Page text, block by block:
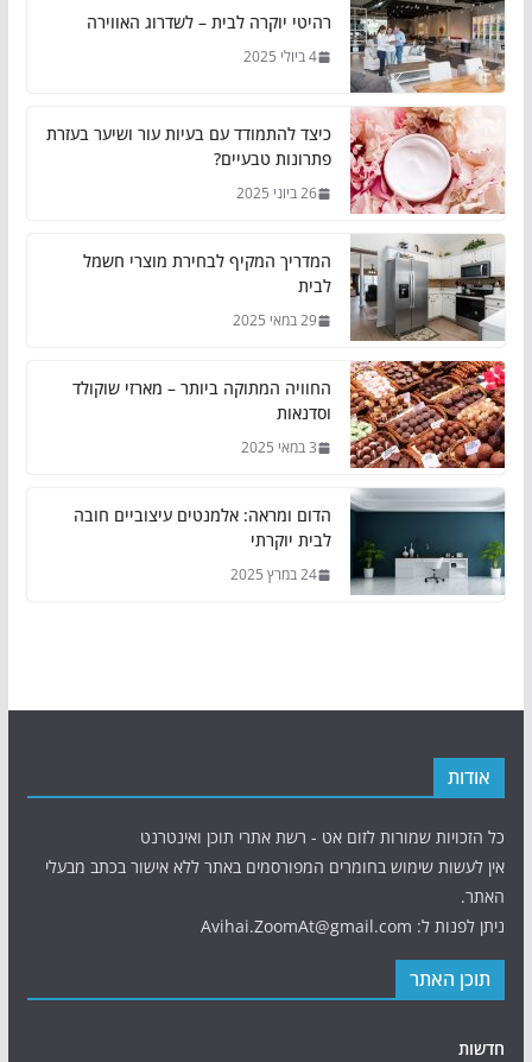
רהיטי יוקרה לבית – לשדרוג האווירה
4 ביולי 2025
כיצד להתמודד עם בעיות עור ושיער בעזרת
פתרונות טבעיים?
26 ביוני 2025
המדריך המקיף לבחירת מוצרי חשמל
לבית
29 במאי 2025
החוויה המתוקה ביותר – מארזי שוקולד
וסדנאות
3 במאי 2025
הדום ומראה: אלמנטים עיצוביים חובה
לבית יוקרתי
24 במרץ 2025
אודות
כל הזכויות שמורות לזום אט - רשת אתרי תוכן ואינטרנט
אין לעשות שימוש בחומרים המפורסמים באתר ללא אישור בכתב מבעלי
האתר.
ניתן לפנות ל: Avihai.ZoomAt@gmail.com
תוכן האתר
חדשות